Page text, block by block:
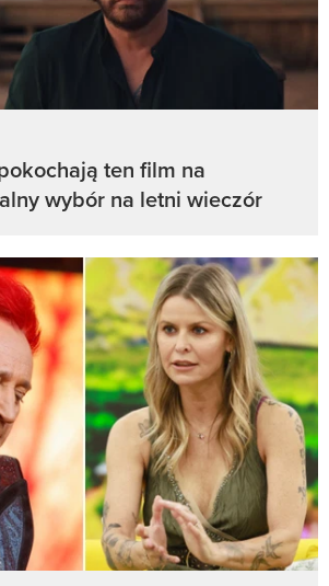
ten film na
wybór na letni wieczór